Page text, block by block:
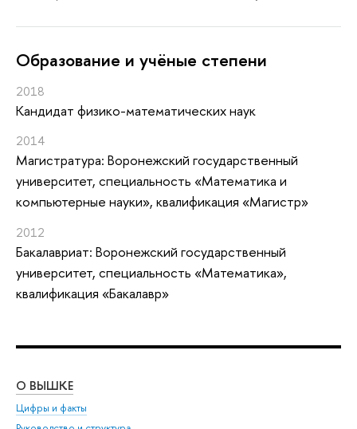
Oбразование и учёные степени
2018
Кандидат физико-математических наук
2014
Магистратура: Воронежский государственный
университет, специальность «Математика и
компьютерные науки», квалификация «Магистр»
2012
Бакалавриат: Воронежский государственный
университет, специальность «Математика»,
квалификация «Бакалавр»
О ВЫШКЕ
Цифры и факты